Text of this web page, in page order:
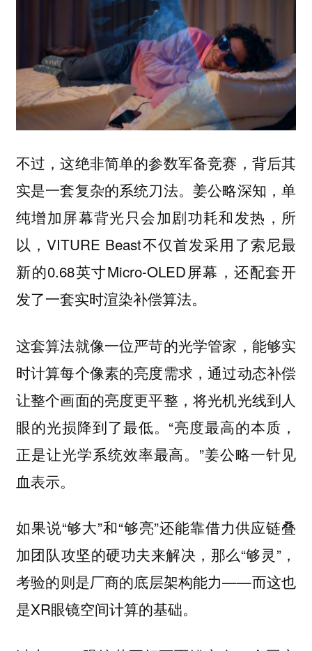
不过，这绝非简单的参数军备竞赛，背后其
实是一套复杂的系统刀法。姜公略深知，单
纯增加屏幕背光只会加剧功耗和发热，所
以，VITURE Beast不仅首发采用了索尼最
新的0.68英寸Micro-OLED屏幕，还配套开
发了一套实时渲染补偿算法。
这套算法就像一位严苛的光学管家，能够实
时计算每个像素的亮度需求，通过动态补偿
让整个画面的亮度更平整，将光机光线到人
眼的光损降到了最低。“亮度最高的本质，
正是让光学系统效率最高。”姜公略一针见
血表示。
如果说“够大”和“够亮”还能靠借力供应链叠
加团队攻坚的硬功夫来解决，那么“够灵”，
考验的则是厂商的底层架构能力——而这也
是XR眼镜空间计算的基础。